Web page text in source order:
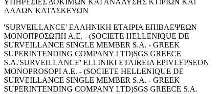
ΥΠΗΡΕΣΙΕΣ ΔΟΚΙΜΩΝ ΚΑΙ ΑΝΑΛΥΣΗΣ ΚΤΙΡΙΩΝ ΚΑΙ
ΑΛΛΩΝ ΚΑΤΑΣΚΕΥΩΝ
'SURVEILLANCE' ΕΛΛΗΝΙΚΗ ΕΤΑΙΡΙΑ ΕΠΙΒΛΕΨΕΩΝ
ΜΟΝΟΠΡΟΣΩΠΗ Α.Ε. - (SOCIETE HELLENIQUE DE
SURVEILLANCE SINGLE MEMBER S.A. - GREEK
SUPERINTENDING COMPANY LTD)SGS GREECE
S.A.'SURVEILLANCE' ELLINIKI ETAIREIA EPIVLEPSEON
MONOPROSOPI A.E. - (SOCIETE HELLENIQUE DE
SURVEILLANCE SINGLE MEMBER S.A. - GREEK
SUPERINTENDING COMPANY LTD)SGS GREECE S.A.